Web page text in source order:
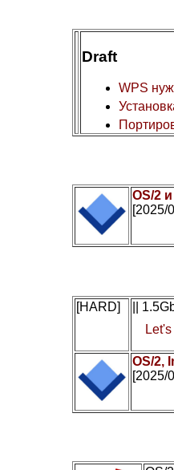
Draft
WPS
OS/2
[2025/
[HARD]
||
OS/2,
[2025/